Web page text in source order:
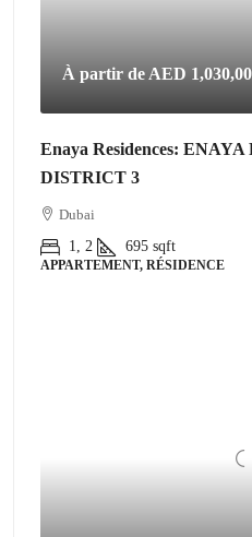
À partir de AED
Enaya Residences:
DISTRICT 3
Dubai
1, 2
695 sqft
APPARTEMENT, RÉSIDENCE